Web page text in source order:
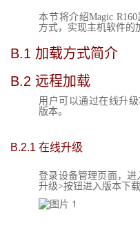
本节将介绍Magic
方式，实现主机软件的
B.1 加载方式简介
B.2 远程加载
用户可以通过在线升
版本。
B.2.1 在线升级
登录设备管理页面，
升级>按钮进入版本下